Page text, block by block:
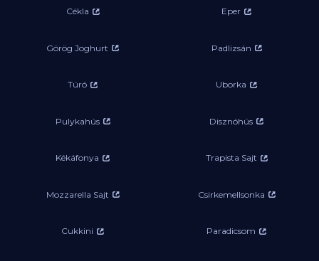
Cékla Eper
Görög Joghurt Padlizsán
Túró Uborka
Pulykahús Disznóhús
Kékáfonya Trapista Sajt
Mozzarella Sajt Csirkemellsonka
Cukkini Paradicsom